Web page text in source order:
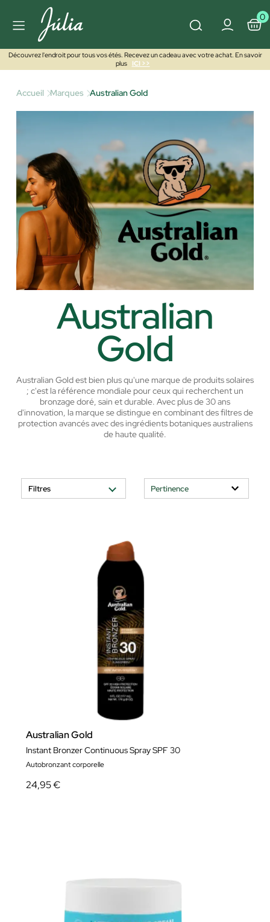
0
Découvrez l'endroit pour tous vos étés. Recevez un cadeau avec votre achat. En savoir
plus
ICI >>
Accueil Marques Australian Gold
Australian
Gold
Australian Gold est bien plus qu'une marque de produits solaires
; c'est la référence mondiale pour ceux qui recherchent un
bronzage doré, sain et durable. Avec plus de 30 ans
d'innovation, la marque se distingue en combinant des filtres de
protection avancés avec des ingrédients botaniques australiens
de haute qualité.
Filtres
Australian Gold
Instant Bronzer Continuous Spray SPF 30
Autobronzant corporelle
24,95 €